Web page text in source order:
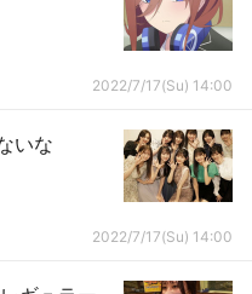
2022/7/17(Su) 14:00
いな
2022/7/17(Su) 14:00